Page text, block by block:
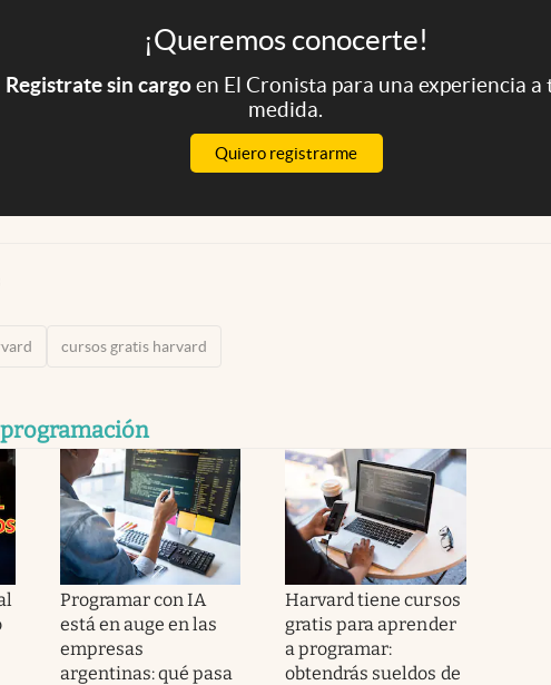
¡Queremos conocerte!
Registrate sin cargoen El Cronista para una experiencia a
medida.
Quiero registrarme
cursos gratis harvard
programación
Programar con IA
está en auge en las
empresas
argentinas: qué pasa
Harvard tiene cursos
gratis para aprender
a programar:
obtendrás sueldos de